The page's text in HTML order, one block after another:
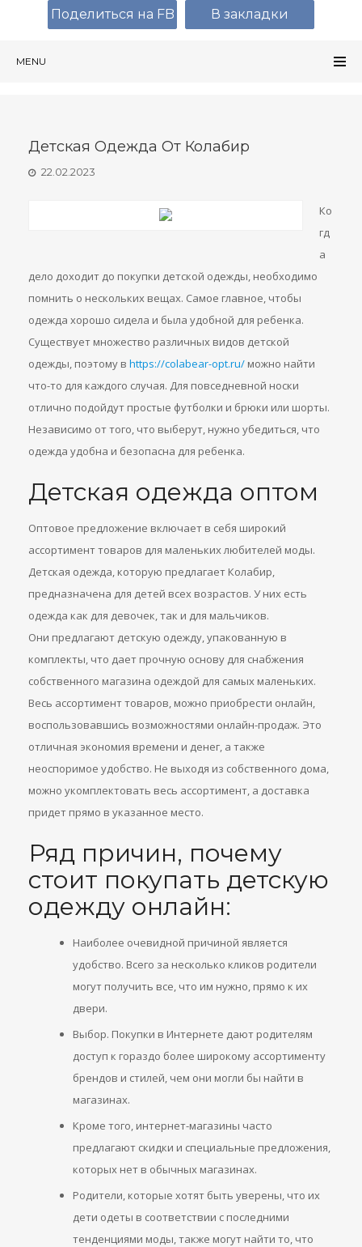
MENU
Детская Одежда От Колабир
22.02.2023
Ко
гд
а
дело доходит до покупки детской одежды, необходимо
помнить о нескольких вещах. Самое главное, чтобы
одежда хорошо сидела и была удобной для ребенка.
Существует множество различных видов детской
одежды, поэтому в https://colabear-opt.ru/ можно найти
что-то для каждого случая. Для повседневной носки
отлично подойдут простые футболки и брюки или шорты.
Независимо от того, что выберут, нужно убедиться, что
одежда удобна и безопасна для ребенка.
Детская одежда оптом
Оптовое предложение включает в себя широкий
ассортимент товаров для маленьких любителей моды.
Детская одежда, которую предлагает Колабир,
предназначена для детей всех возрастов. У них есть
одежда как для девочек, так и для мальчиков.
Они предлагают детскую одежду, упакованную в
комплекты, что дает прочную основу для снабжения
собственного магазина одеждой для самых маленьких.
Весь ассортимент товаров, можно приобрести онлайн,
воспользовавшись возможностями онлайн-продаж. Это
отличная экономия времени и денег, а также
неоспоримое удобство. Не выходя из собственного дома,
можно укомплектовать весь ассортимент, а доставка
придет прямо в указанное место.
Ряд причин, почему
стоит покупать детскую
одежду онлайн:
Наиболее очевидной причиной является
удобство. Всего за несколько кликов родители
могут получить все, что им нужно, прямо к их
двери.
Выбор. Покупки в Интернете дают родителям
доступ к гораздо более широкому ассортименту
брендов и стилей, чем они могли бы найти в
магазинах.
Кроме того, интернет-магазины часто
предлагают скидки и специальные предложения,
которых нет в обычных магазинах.
Родители, которые хотят быть уверены, что их
дети одеты в соответствии с последними
тенденциями моды, также могут найти то, что
Поделиться на FB В закладки